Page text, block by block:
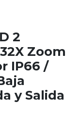
2
Zoom
IP66 /
y Salida